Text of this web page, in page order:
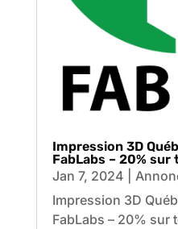
Impression 3D
FabLabs – 20% sur
Jan 7, 2024
Impression 3D
FabLabs – 20% sur